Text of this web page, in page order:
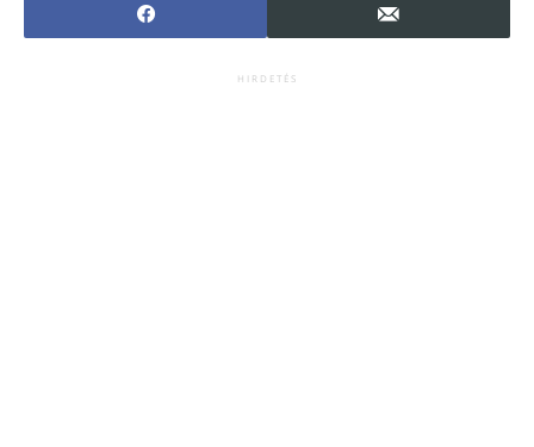
HIRDETÉS